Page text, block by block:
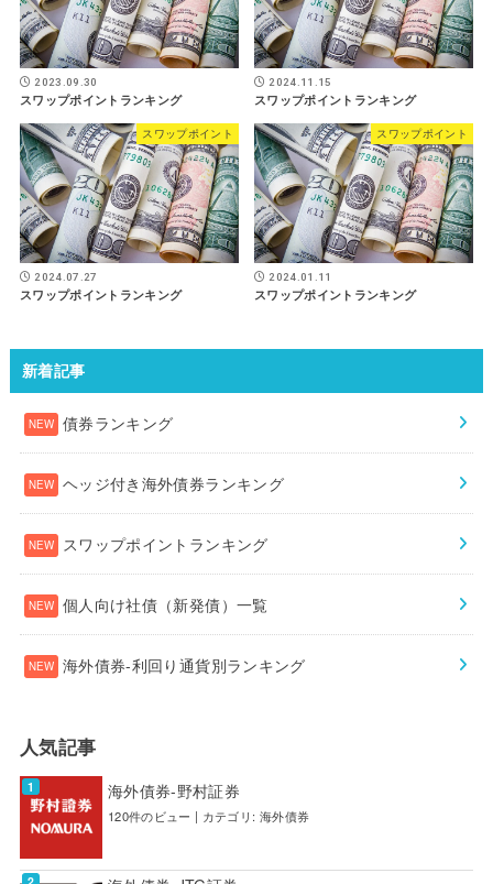
2023.09.30
スワップポイントランキング
2024.11.15
スワップポイントランキング
スワップポイント
2024.07.27
スワップポイントランキング
スワップポイント
2024.01.11
スワップポイントランキング
新着記事
債券ランキング
ヘッジ付き海外債券ランキング
スワップポイントランキング
個人向け社債（新発債）一覧
海外債券-利回り通貨別ランキング
人気記事
海外債券-野村証券
120件のビュー | カテゴリ: 海外債券